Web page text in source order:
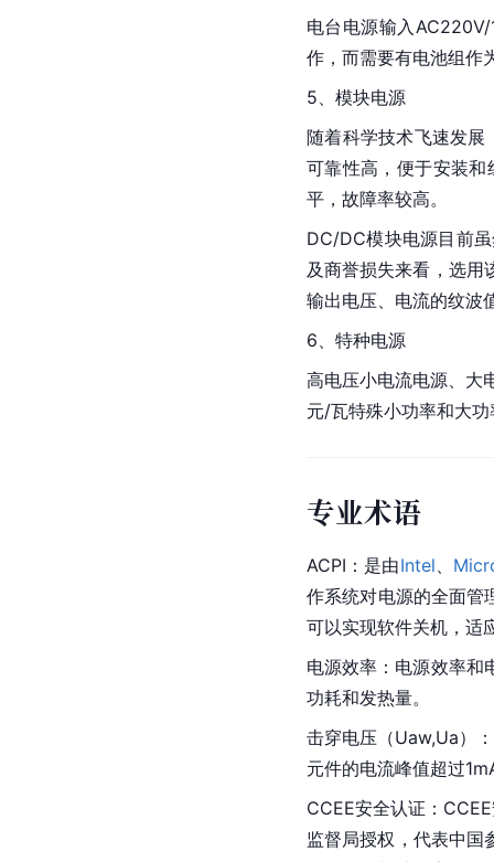
电台电源输入
作，而需要有电池组作
5、 模块电源
随着科学技术飞速发展
可靠性高，便于安装
平，故障率较高。
DC/DC模块电源目前
及商誉损失来看，选用
输出电压、电流的纹波
6、特种电源
高电压小电流电源、大
元/瓦特殊小功率和大
专业术语
ACPI：是由Intel、
作系统对电源的全面管
可以实现软件关机，适
电源效率：电源效率和
功耗和发热量。
击穿电压（Uaw,Ua）
元件的电流峰值超过
CCEE安全认证：
监督局授权，代表中国